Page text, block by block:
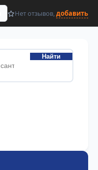
Нет отзывов,добавить
Найти